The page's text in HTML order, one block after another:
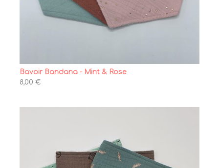
Bavoir Bandana - Mint & Rose
8,00 €